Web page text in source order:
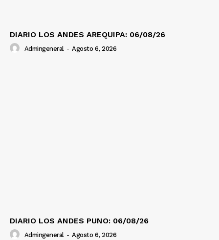
DIARIO LOS ANDES AREQUIPA: 06/08/26
Admingeneral - Agosto 6, 2026
DIARIO LOS ANDES PUNO: 06/08/26
Admingeneral - Agosto 6, 2026